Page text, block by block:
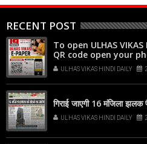
RECENT POST
To open ULHAS
QR code open your
Lens, point it at the
popup that appears
ULHAS VIKAS HINDI DAILY
गिराई जाएगी 16 मंजिला झलक
ULHAS VIKAS HINDI DAILY